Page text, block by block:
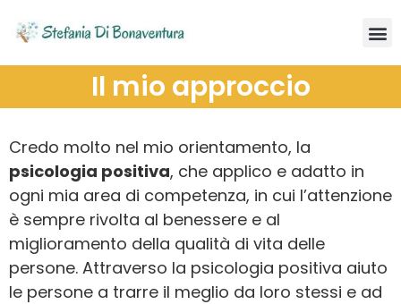
Il mio approccio
Credo molto nel mio orientamento, la
psicologia positiva, che applico e adatto in
ogni mia area di competenza, in cui l’attenzione
è sempre rivolta al benessere e al
miglioramento della qualità di vita delle
persone. Attraverso la psicologia positiva aiuto
le persone a trarre il meglio da loro stessi e ad